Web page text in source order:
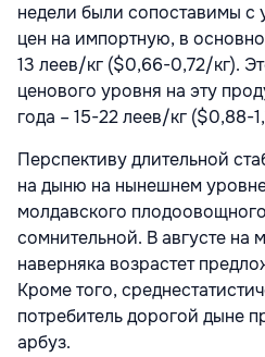
недели были сопоставимы
цен на импортную, в
13 леев/кг ($0,66-0,72/кг).
ценового уровня на эту
года – 15-22 леев/кг ($0,88-
Перспективу длительной
на дыню на нынешнем
молдавского
сомнительной. В августе на
наверняка возрастет
Кроме того,
потребитель дорогой дыне
арбуз.